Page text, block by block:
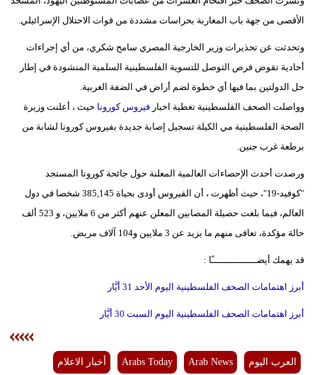
الأقصى من جهة باب المغاربة بحراسات مشددة من قوات الاحتلال الإسرائيلي.
وتحدثت عن تحذيرات وزير الخارجية المصري سامح شكري، من أي إجراءات
أحادية تقوض فرص التوصل للتسوية الفلسطينية السلمية المنشودة في إطار
حل الدولتين بما فيها أي خطوة لضم أراض في الضفة الغربية.
وواصلت الصحف الفلسطينية تغطية اخبارفيروس كورونا حيث ، أعلنت وزيرة
الصحة الفلسطينية مي الكيلة تسجيل إصابة جديدة بفيروس كورونا لشابة من
برطعة غرب جنين.
ورصدت أحدث الإحصاءات العالمية المعلنة حول جائحة كورونا المستجد
"كوفيد-19"، حيث أظهرت ، أن الفيروس أودى بحياة 385,145 شخصا في دول
العالم، فيما بلغت حصيلة المصابين المعلن عنهم أكثر من 6 ملايين، و 523 ألف
حالة مؤكدة، تعافى منهم ما يزيد عن 3 ملايين و104 آلاف مريض.
قد يهمك أيضــــــــــــــــًا :
أبرز اهتمامات الصحف الفلسطينية اليوم الأحد 31 أيَّار
أبرز اهتمامات الصحف الفلسطينية اليوم السبت 30 أيَّار
العرب اليوم Arab News
Arabs Today أخبار الاعلام